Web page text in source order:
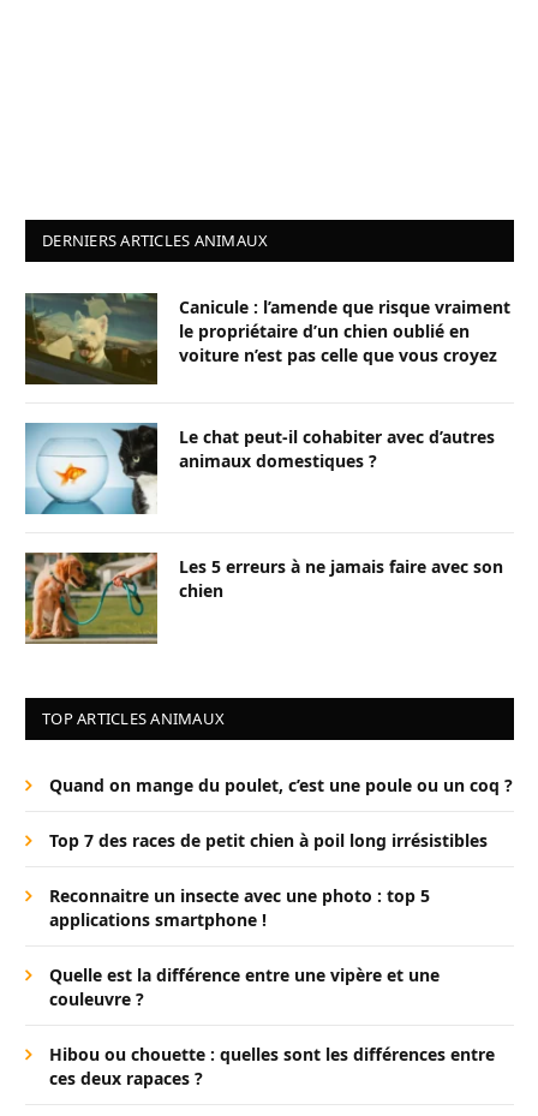
DERNIERS ARTICLES ANIMAUX
Canicule : l’amende que risque vraiment
le propriétaire d’un chien oublié en
voiture n’est pas celle que vous croyez
Le chat peut-il cohabiter avec d’autres
animaux domestiques ?
Les 5 erreurs à ne jamais faire avec son
chien
TOP ARTICLES ANIMAUX
Quand on mange du poulet, c’est une poule ou un coq ?
Top 7 des races de petit chien à poil long irrésistibles
Reconnaitre un insecte avec une photo : top 5
applications smartphone !
Quelle est la différence entre une vipère et une
couleuvre ?
Hibou ou chouette : quelles sont les différences entre
ces deux rapaces ?